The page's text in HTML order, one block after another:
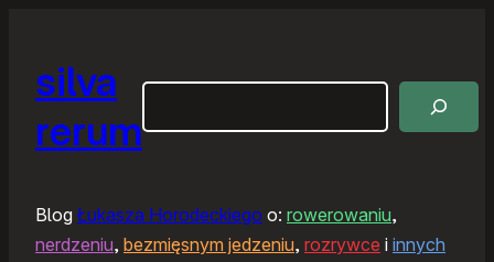
silva
rerum
Blog Łukasza Horodeckiego o: rowerowaniu,
nerdzeniu, bezmięsnym jedzeniu, rozrywce i innych